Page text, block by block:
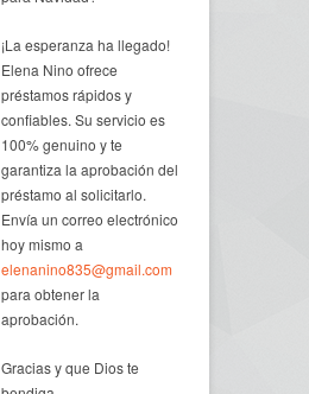
¡La esperanza ha llegado!
Elena Nino ofrece
préstamos rápidos y
confiables. Su servicio es
100% genuino y te
garantiza la aprobación del
préstamo al solicitarlo.
Envía un correo electrónico
hoy mismo a
elenanino835@gmail.com
para obtener la
aprobación.
Gracias y que Dios te